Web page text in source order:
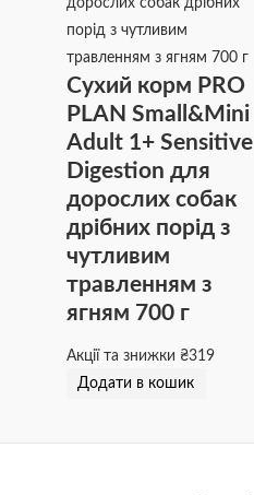
Сухий корм PRO
PLAN Small&Mini
Adult 1+ Sensitive
Digestion для
дорослих собак
дрібних порід з
чутливим
травленням з
ягням 700 г
Акції та знижки₴319
Додати в кошик